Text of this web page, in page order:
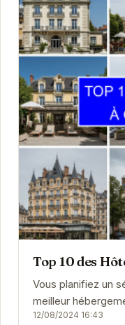
Top 10 des
Vous planifiez un
meilleur hébergement ? Ce guide
une large
12/08/2024 16:43